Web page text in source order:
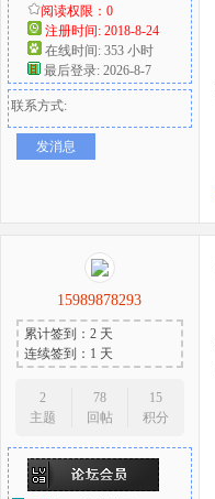
阅读权限：0
注册时间: 2018-8-24
在线时间: 353 小时
最后登录: 2026-8-7
联系方式:
发消息
15989878293
累计签到：2 天
连续签到：1 天
2
主题
78
回帖
15
积分